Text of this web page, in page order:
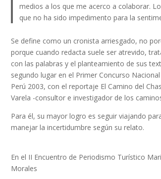
medios a los que me acerco a colaborar.
que no ha sido impedimento para la
Se define como un cronista arriesgado, no
porque cuando redacta suele ser atrevido,
con las palabras y el planteamiento de sus
segundo lugar en el Primer Concurso
Perú 2003, con el reportaje El Camino del
Varela -consultor e investigador de los
Para él, su mayor logro es seguir viajando
manejar la incertidumbre según su relato.
En el II Encuentro de Periodismo Turístico
Morales